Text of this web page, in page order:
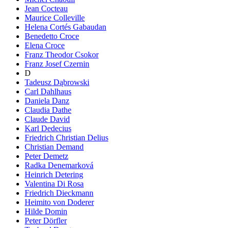
Jean Cocteau
Maurice Colleville
Helena Cortés Gabaudan
Benedetto Croce
Elena Croce
Franz Theodor Csokor
Franz Josef Czernin
D
Tadeusz Dąbrowski
Carl Dahlhaus
Daniela Danz
Claudia Dathe
Claude David
Karl Dedecius
Friedrich Christian Delius
Christian Demand
Peter Demetz
Radka Denemarková
Heinrich Detering
Valentina Di Rosa
Friedrich Dieckmann
Heimito von Doderer
Hilde Domin
Peter Dörfler